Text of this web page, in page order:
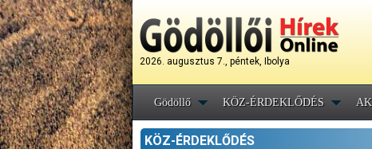
2026. augusztus 7., péntek, Ibolya
Gödöllő KÖZ-ÉRDEKLŐDÉS
KÖZ-ÉRDEKLŐDÉS